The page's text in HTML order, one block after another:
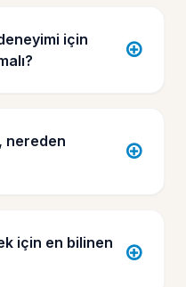
için
nereden
için en bilinen